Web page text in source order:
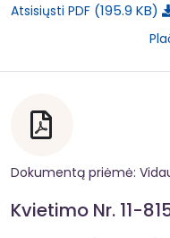
Atsisiųsti PDF 195.9 KB
Dokumentą priėmė:
Kvietimo Nr. 11-